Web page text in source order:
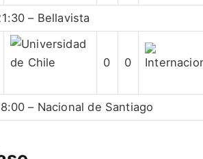
– Bellavista
0 0
– Nacional de Santiago